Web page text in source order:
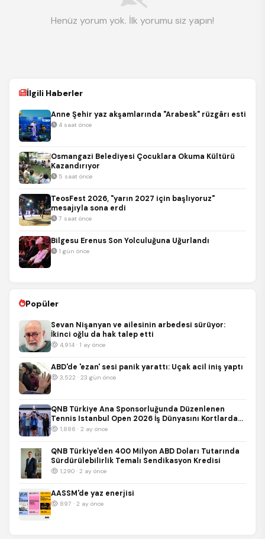
Henüz yorum yok. İlk yorumu siz yapın!
İlgili Haberler
Anne Şehir yaz akşamlarında "Arabesk" rüzgârı esti
4 saat önce
Osmangazi Belediyesi Çocuklara Okuma Kültürü
Kazandırıyor
5 saat önce
TeosFest 2026, "yarın 2027 için başlıyoruz"
mesajıyla sona erdi
7 saat önce
Bilgesu Erenus Son Yolculuğuna Uğurlandı
1 gün önce
Popüler
Sevan Nişanyan ve ailesinin arbedesi sürüyor:
İkinci oğlu da hak talep etti
4,914 · 1 ay önce
ABD'de 'ezan' sesi panik yarattı: Uçak acil iniş yaptı
3,522 · 23 gün önce
QNB Türkiye Ana Sponsorluğunda Düzenlenen
Tennis Istanbul Open 2026 İş Dünyasını Kortlarda
Buluşturdu
1,886 · 2 ay önce
QNB Türkiye'den 400 Milyon ABD Doları Tutarında
Sürdürülebilirlik Temalı Sendikasyon Kredisi
1,290 · 2 ay önce
AASSM'de yaz enerjisi
897 · 2 ay önce